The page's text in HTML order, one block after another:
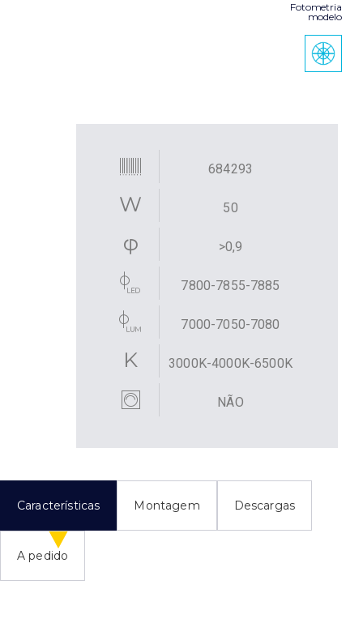
Fotometria
modelo
684293
50
>0,9
7800-7855-7885
7000-7050-7080
3000K-4000K-6500K
NÃO
Características Montagem Descargas
A pedido